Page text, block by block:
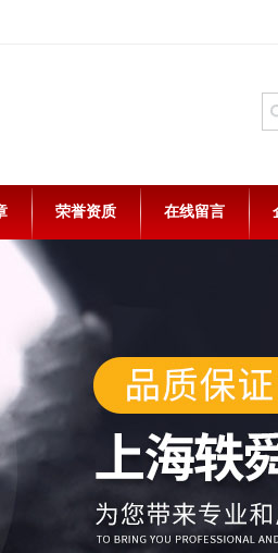
荣誉资质 在线留言